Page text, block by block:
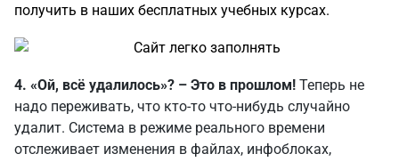
получить в наших бесплатных учебных курсах.
4. «Ой, всё удалилось»? – Это в прошлом! Теперь не
надо переживать, что кто-то что-нибудь случайно
удалит. Система в режиме реального времени
отслеживает изменения в файлах, инфоблоках,